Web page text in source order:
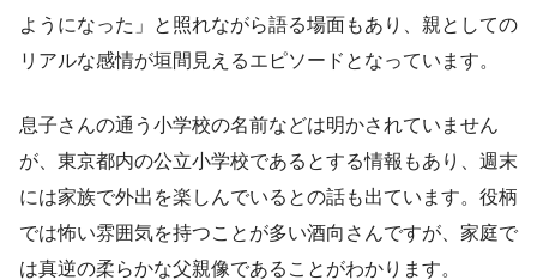
ようになった」と照れながら語る場面もあり、親としての
リアルな感情が垣間見えるエピソードとなっています。
息子さんの通う小学校の名前などは明かされていません
が、東京都内の公立小学校であるとする情報もあり、週末
には家族で外出を楽しんでいるとの話も出ています。役柄
では怖い雰囲気を持つことが多い酒向さんですが、家庭で
は真逆の柔らかな父親像であることがわかります。